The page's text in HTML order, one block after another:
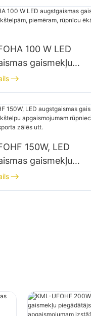
utt.
100 W LED
gaismekļu
iekštelpām,
rūpnīcu ēkām un
150W, LED
gaismekļu
iekštelpu
rūpniecības